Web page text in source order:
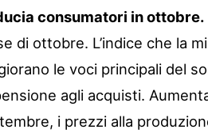
consumatori in ottobre.
di ottobre. L’indice che la
le voci principali del
agli acquisti.
i prezzi alla